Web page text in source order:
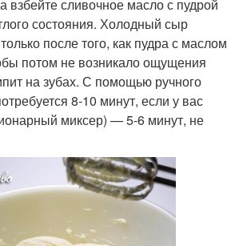
сливочное масло с пудрой
состояния. Холодный сыр
после того, как пудра с маслом
потом не возникало ощущения
на зубах. С помощью ручного
8-10 минут, если у вас
миксер) — 5-6 минут, не